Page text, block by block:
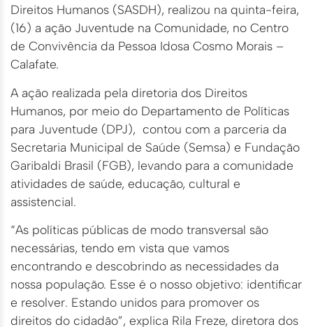
Direitos Humanos (SASDH), realizou na quinta-feira,
(16) a ação Juventude na Comunidade, no Centro
de Convivência da Pessoa Idosa Cosmo Morais –
Calafate.
A ação realizada pela diretoria dos Direitos
Humanos, por meio do Departamento de Políticas
para Juventude (DPJ), contou com a parceria da
Secretaria Municipal de Saúde (Semsa) e Fundação
Garibaldi Brasil (FGB), levando para a comunidade
atividades de saúde, educação, cultural e
assistencial.
“As políticas públicas de modo transversal são
necessárias, tendo em vista que vamos
encontrando e descobrindo as necessidades da
nossa população. Esse é o nosso objetivo: identificar
e resolver. Estando unidos para promover os
direitos do cidadão”, explica Rila Freze, diretora dos